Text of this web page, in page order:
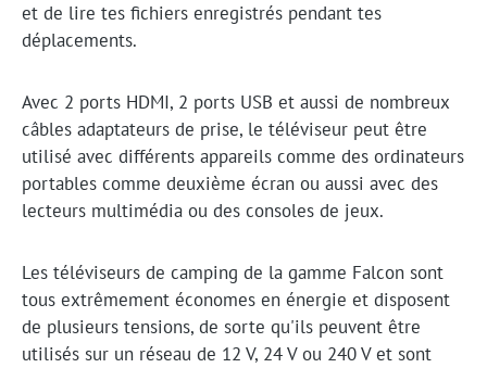
et de lire tes fichiers enregistrés pendant tes
déplacements.
Avec 2 ports HDMI, 2 ports USB et aussi de nombreux
câbles adaptateurs de prise, le téléviseur peut être
utilisé avec différents appareils comme des ordinateurs
portables comme deuxième écran ou aussi avec des
lecteurs multimédia ou des consoles de jeux.
Les téléviseurs de camping de la gamme Falcon sont
tous extrêmement économes en énergie et disposent
de plusieurs tensions, de sorte qu'ils peuvent être
utilisés sur un réseau de 12 V, 24 V ou 240 V et sont